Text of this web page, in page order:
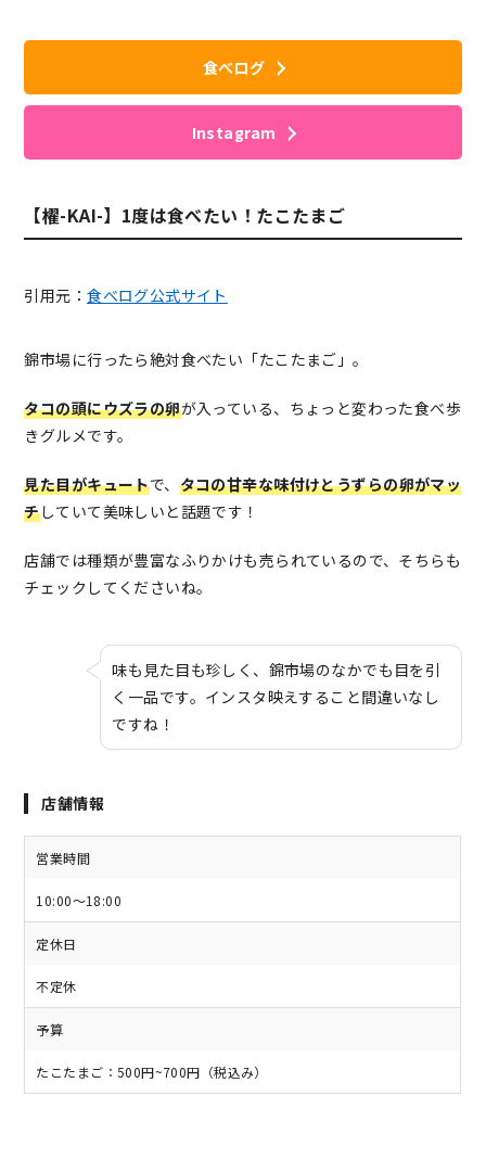
食べログ
Instagram
【櫂-KAI-】1度は食べたい！たこたまご
引用元：食べログ公式サイト
錦市場に行ったら絶対食べたい「たこたまご」。
タコの頭にウズラの卵が入っている、ちょっと変わった食べ歩
きグルメです。
見た目がキュートで、 タコの甘辛な味付けとうずらの卵がマッ
チしていて美味しいと話題です！
店舗では種類が豊富なふりかけも売られているので、そちらも
チェックしてくださいね。
味も見た目も珍しく、錦市場のなかでも目を引
く一品です。インスタ映えすること間違いなし
ですね！
店舗情報
営業時間
10:00〜18:00
定休日
不定休
予算
たこたまご：500円~700円（税込み）